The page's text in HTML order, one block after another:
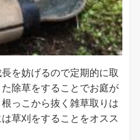
を妨げるので定期的に取
除草をすることでお庭が
っこから抜く雑草取りは
草刈をすることをオスス